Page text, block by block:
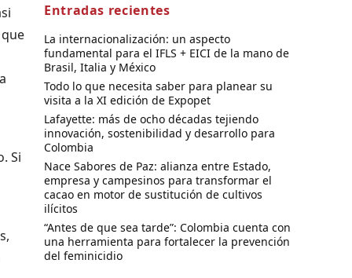
Si
Entradas recientes
La internacionalización: un aspecto
fundamental para el IFLS + EICI de la mano de
Brasil, Italia y México
Todo lo que necesita saber para planear su
visita a la XI edición de Expopet
Lafayette: más de ocho décadas tejiendo
innovación, sostenibilidad y desarrollo para
Colombia
Nace Sabores de Paz: alianza entre Estado,
empresa y campesinos para transformar el
cacao en motor de sustitución de cultivos
ilícitos
“Antes de que sea tarde”: Colombia cuenta con
una herramienta para fortalecer la prevención
del feminicidio